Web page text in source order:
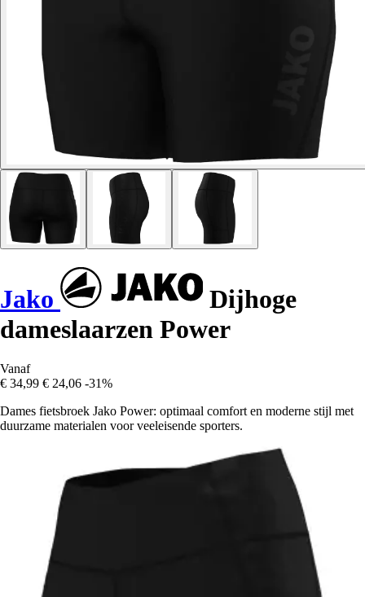
Jako
Dijhoge
dameslaarzen Power
Vanaf
€ 34,99 € 24,06 -31%
Dames fietsbroek Jako Power: optimaal comfort en moderne stijl met
duurzame materialen voor veeleisende sporters.